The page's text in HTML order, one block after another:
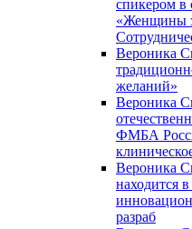
спикером в
«Женщины
Вероника
желаний»
Вероника
ФМБА
Вероника
находится
разраб